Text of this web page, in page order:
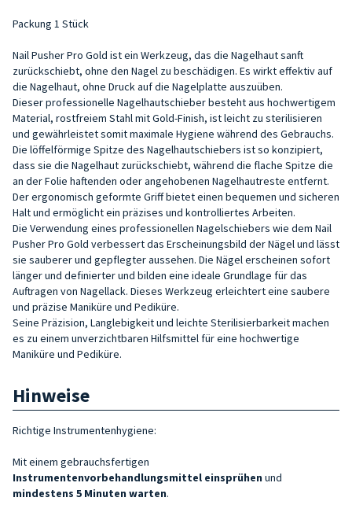
Packung 1 Stück
Nail Pusher Pro Gold ist ein Werkzeug, das die Nagelhaut sanft
zurückschiebt, ohne den Nagel zu beschädigen. Es wirkt effektiv auf
die Nagelhaut, ohne Druck auf die Nagelplatte auszuüben.
Dieser professionelle Nagelhautschieber besteht aus hochwertigem
Material, rostfreiem Stahl mit Gold-Finish, ist leicht zu sterilisieren
und gewährleistet somit maximale Hygiene während des Gebrauchs.
Die löffelförmige Spitze des Nagelhautschiebers ist so konzipiert,
dass sie die Nagelhaut zurückschiebt, während die flache Spitze die
an der Folie haftenden oder angehobenen Nagelhautreste entfernt.
Der ergonomisch geformte Griff bietet einen bequemen und sicheren
Halt und ermöglicht ein präzises und kontrolliertes Arbeiten.
Die Verwendung eines professionellen Nagelschiebers wie dem Nail
Pusher Pro Gold verbessert das Erscheinungsbild der Nägel und lässt
sie sauberer und gepflegter aussehen. Die Nägel erscheinen sofort
länger und definierter und bilden eine ideale Grundlage für das
Auftragen von Nagellack. Dieses Werkzeug erleichtert eine saubere
und präzise Maniküre und Pediküre.
Seine Präzision, Langlebigkeit und leichte Sterilisierbarkeit machen
es zu einem unverzichtbaren Hilfsmittel für eine hochwertige
Maniküre und Pediküre.
Hinweise
Richtige Instrumentenhygiene:
Mit einem gebrauchsfertigen
Instrumentenvorbehandlungsmittel einsprühen und
mindestens 5 Minuten warten.